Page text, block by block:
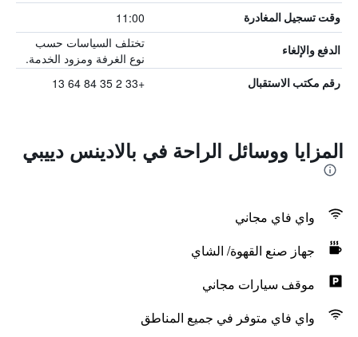
وقت تسجيل المغادرة 11:00
الدفع والإلغاء
تختلف السياسات حسب
نوع الغرفة ومزود الخدمة.
رقم مكتب الاستقبال +33 2 35 84 64 13
المزايا ووسائل الراحة في بالادينس دييبي
واي فاي مجاني
جهاز صنع القهوة/ الشاي
موقف سيارات مجاني
واي فاي متوفر في جميع المناطق